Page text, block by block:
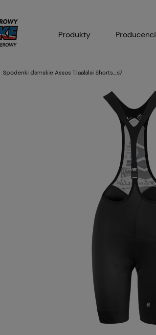
Produkty Producenci
Spodenki damskie Assos T.laalalai Shorts_s7